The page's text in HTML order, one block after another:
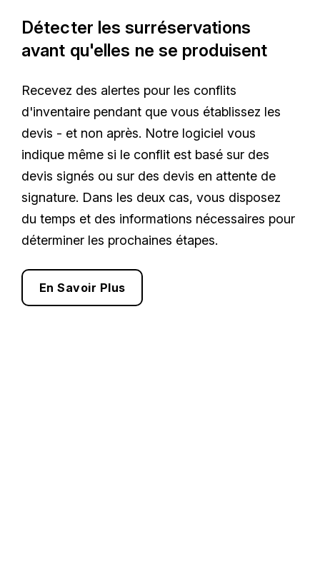
Détecter les surréservations
avant qu'elles ne se produisent
Recevez des alertes pour les conflits
d'inventaire pendant que vous établissez les
devis - et non après. Notre logiciel vous
indique même si le conflit est basé sur des
devis signés ou sur des devis en attente de
signature. Dans les deux cas, vous disposez
du temps et des informations nécessaires pour
déterminer les prochaines étapes.
En Savoir Plus